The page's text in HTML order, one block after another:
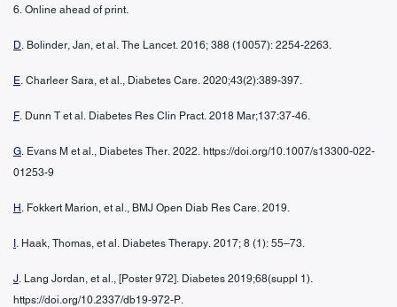
6. Online ahead of print.
D. Bolinder, Jan, et al. The Lancet. 2016; 388 (10057): 2254-2263.
E. Charleer Sara, et al., Diabetes Care. 2020;43(2):389-397.
F. Dunn T et al. Diabetes Res Clin Pract. 2018 Mar;137:37-46.
G. Evans M et al., Diabetes Ther. 2022. https://doi.org/10.1007/s13300-022-
01253-9
H . Fokkert Marion, et al., BMJ Open Diab Res Care. 2019.
. Haak, Thomas, et al. Diabetes Therapy. 2017; 8 (1): 55–73.
J. Lang Jordan, et al., [Poster 972]. Diabetes 2019;68(suppl 1).
https://doi.org/10.2337/db19-972-P.